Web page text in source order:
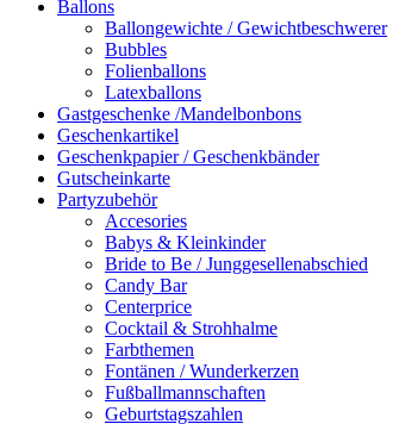
Ballons
Ballongewichte / Gewichtbeschwerer
Bubbles
Folienballons
Latexballons
Gastgeschenke /Mandelbonbons
Geschenkartikel
Geschenkpapier / Geschenkbänder
Gutscheinkarte
Partyzubehör
Accesories
Babys & Kleinkinder
Bride to Be / Junggesellenabschied
Candy Bar
Centerprice
Cocktail & Strohhalme
Farbthemen
Fontänen / Wunderkerzen
Fußballmannschaften
Geburtstagszahlen